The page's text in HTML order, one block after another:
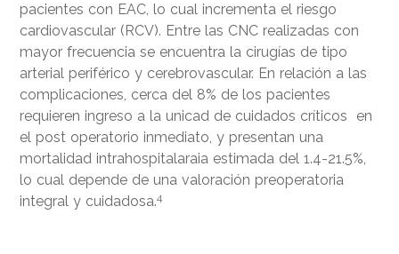
pacientes con EAC, lo cual incrementa el riesgo
cardiovascular (RCV). Entre las CNC realizadas con
mayor frecuencia se encuentra la cirugías de tipo
arterial periférico y cerebrovascular. En relación a las
complicaciones, cerca del 8% de los pacientes
requieren ingreso a la unicad de cuidados críticos en
el post operatorio inmediato, y presentan una
mortalidad intrahospitalaraia estimada del 1.4-21.5%,
lo cual depende de una valoración preoperatoria
integral y cuidadosa.4